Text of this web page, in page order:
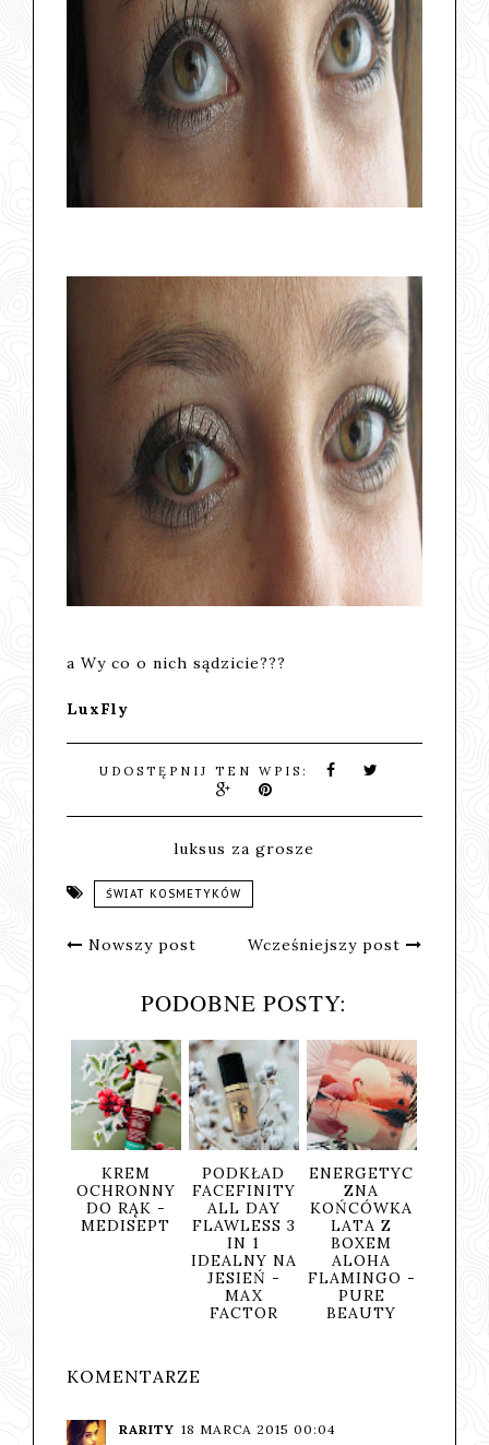
a Wy co o nich sądzicie???
LuxFly
UDOSTĘPNIJ TEN WPIS:
luksus za grosze
ŚWIAT KOSMETYKÓW
Nowszy post Wcześniejszy post
PODOBNE POSTY:
OCHRONNY
DO RĄK -
MEDISEPT
PODKŁAD
FACEFINITY
ALL DAY
FLAWLESS 3
IDEALNY NA
JESIEŃ -
FACTOR
ENERGETYC
ZNA
KOŃCÓWKA
LATA Z
BOXEM
ALOHA
FLAMINGO -
BEAUTY
SUNNY
TIME, CZYLI
SIERPNIOWA
ODŁONA
BOXA PURE
KOMENTARZE
RARITY 18 MARCA 2015 00:04